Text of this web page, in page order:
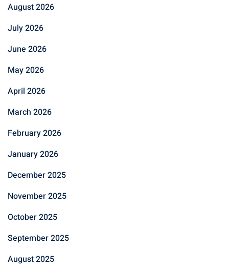
August 2026
July 2026
June 2026
May 2026
April 2026
March 2026
February 2026
January 2026
December 2025
November 2025
October 2025
September 2025
August 2025